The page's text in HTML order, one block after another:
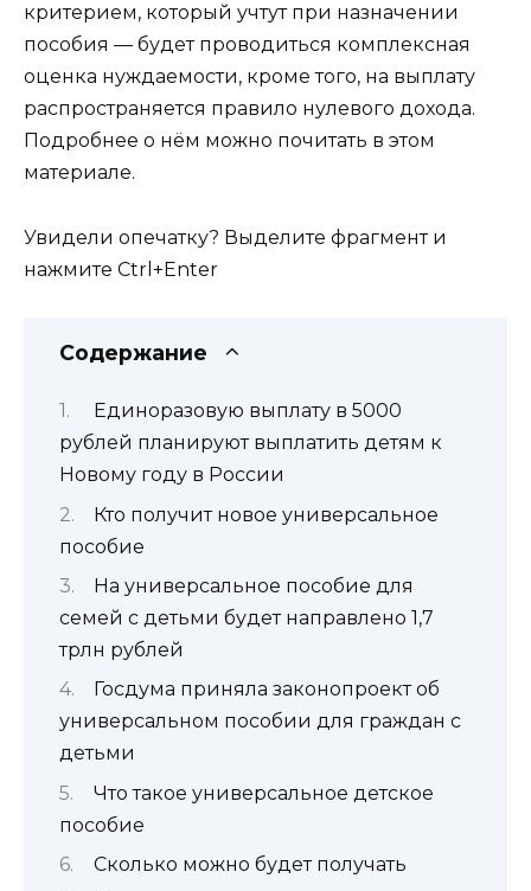
критерием, который учтут при назначении
пособия — будет проводиться комплексная
оценка нуждаемости, кроме того, на выплату
распространяется правило нулевого дохода.
Подробнее о нём можно почитать в этом
материале.
Увидели опечатку? Выделите фрагмент и
нажмите Ctrl+Enter
Содержание
Единоразовую выплату в 5000
рублей планируют выплатить детям к
Новому году в России
Кто получит новое универсальное
пособие
На универсальное пособие для
семей с детьми будет направлено 1,7
трлн рублей
Госдума приняла законопроект об
универсальном пособии для граждан с
детьми
Что такое универсальное детское
пособие
Сколько можно будет получать